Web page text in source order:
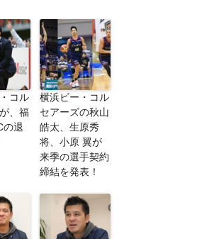
コル
、福
の退
横浜ビー・コル
セアーズの秋山
皓太、生原秀
将、小原 翼が
来季の選手契約
締結を発表！